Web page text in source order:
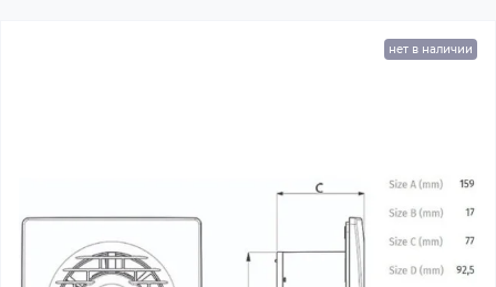
нет в наличии